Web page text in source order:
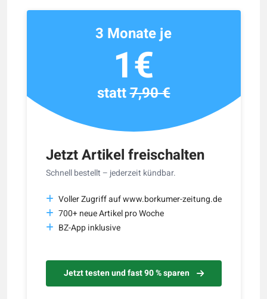
Jetzt Artikel freischalten
Schnell bestellt – jederzeit kündbar.
Voller Zugriff auf www.borkumer-zeitung.de
700+ neue Artikel pro Woche
BZ-App inklusive
Jetzt testen und fast 90 % sparen
3 Monate je
1€
statt7,90 €